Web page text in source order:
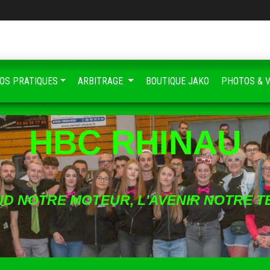
HBC RHINAU
NOTRE MOTEUR, L'AVENIR NOTRE
PRATIQUES ARBITRAGE BOUTIQUE JAKO PHOTOS &